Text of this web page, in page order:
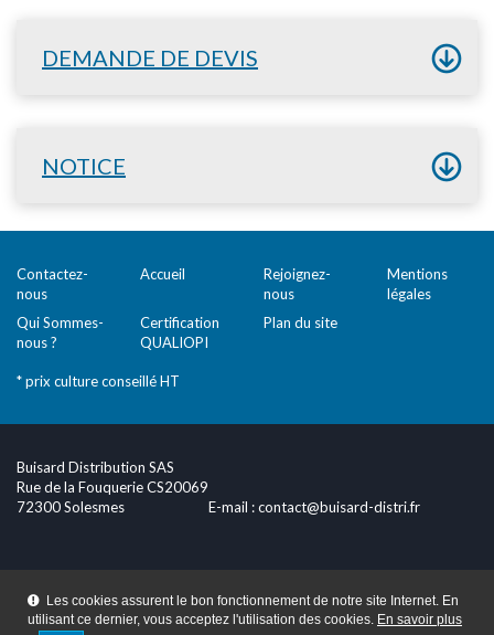
Les cookies assurent le bon fonctionnement de notre site Internet. En
utilisant ce dernier, vous acceptez l'utilisation des cookies. En savoir plus
DEMANDE DE DEVIS
NOTICE
Contactez-
nous
Accueil
Rejoignez-
nous
Mentions
légales
Qui Sommes-
nous ?
Certification
QUALIOPI
Plan du site
* prix culture conseillé HT
Buisard Distribution SAS
Rue de la Fouquerie CS20069
72300 Solesmes
E-mail :contact@buisard-distri.fr